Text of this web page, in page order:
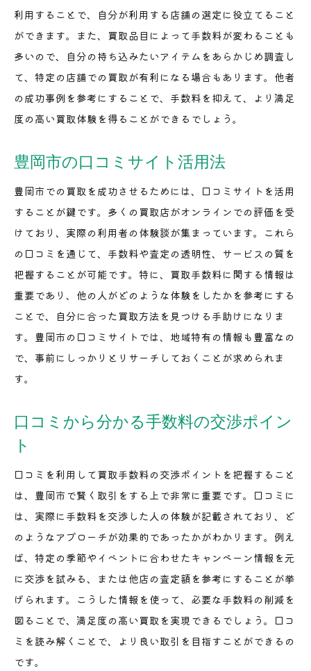
利用することで、自分が利用する店舗の選定に役立てること
ができます。また、買取品目によって手数料が変わることも
多いので、自分の持ち込みたいアイテムをあらかじめ調査し
て、特定の店舗での買取が有利になる場合もあります。他者
の成功事例を参考にすることで、手数料を抑えて、より満足
度の高い買取体験を得ることができるでしょう。
豊岡市の口コミサイト活用法
豊岡市での買取を成功させるためには、口コミサイトを活用
することが鍵です。多くの買取店がオンラインでの評価を受
けており、実際の利用者の体験談が集まっています。これら
の口コミを通じて、手数料や査定の透明性、サービスの質を
把握することが可能です。特に、買取手数料に関する情報は
重要であり、他の人がどのような体験をしたかを参考にする
ことで、自分に合った買取方法を見つける手助けになりま
す。豊岡市の口コミサイトでは、地域特有の情報も豊富なの
で、事前にしっかりとリサーチしておくことが求められま
す。
口コミから分かる手数料の交渉ポイン
ト
口コミを利用して買取手数料の交渉ポイントを把握すること
は、豊岡市で賢く取引をする上で非常に重要です。口コミに
は、実際に手数料を交渉した人の体験が記載されており、ど
のようなアプローチが効果的であったかがわかります。例え
ば、特定の季節やイベントに合わせたキャンペーン情報を元
に交渉を試みる、または他店の査定額を参考にすることが挙
げられます。こうした情報を使って、必要な手数料の削減を
図ることで、満足度の高い買取を実現できるでしょう。口コ
ミを読み解くことで、より良い取引を目指すことができるの
です。